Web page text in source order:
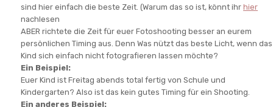
sind hier einfach die beste Zeit. (Warum das so ist, könnt ihr hier
nachlesen
ABER richtete die Zeit für euer Fotoshooting besser an eurem
persönlichen Timing aus. Denn Was nützt das beste Licht, wenn das
Kind sich einfach nicht fotografieren lassen möchte?
Ein Beispiel:
Euer Kind ist Freitag abends total fertig von Schule und
Kindergarten? Also ist das kein gutes Timing für ein Shooting.
Ein anderes Beispiel: